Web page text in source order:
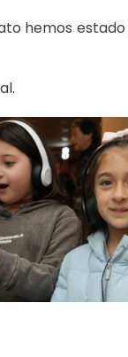
hemos